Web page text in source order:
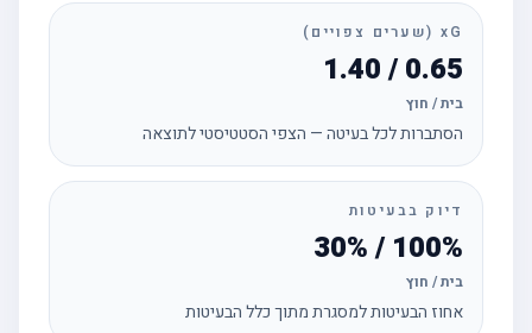
xG (שערים צפויים)
0.65 / 1.40
בית / חוץ
הסתברות לכל בעיטה — הצפי הסטטיסטי לתוצאה
דיוק בבעיטות
100% / 30%
בית / חוץ
אחוז הבעיטות למסגרת מתוך כלל הבעיטות